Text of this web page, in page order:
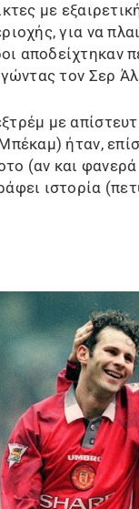
με
για να
αποδείχτηκαν
τον Σερ
με
ήταν,
(αν και φανερά
ιστορία